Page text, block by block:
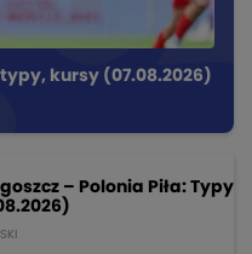
typy, kursy (07.08.2026)
– Polonia Piła: Typy